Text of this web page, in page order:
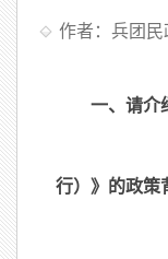
作者：兵团民
一、请介
行）》的政策